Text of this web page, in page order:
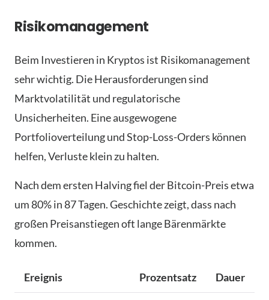
Risikomanagement
Beim Investieren in Kryptos ist Risikomanagement
sehr wichtig. Die Herausforderungen sind
Marktvolatilität und regulatorische
Unsicherheiten. Eine ausgewogene
Portfolioverteilung und Stop-Loss-Orders können
helfen, Verluste klein zu halten.
Nach dem ersten Halving fiel der Bitcoin-Preis etwa
um 80% in 87 Tagen. Geschichte zeigt, dass nach
großen Preisanstiegen oft lange Bärenmärkte
kommen.
Ereignis Prozentsatz Dauer